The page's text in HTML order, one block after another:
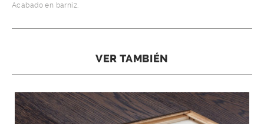
Acabado en barniz.
VER TAMBIÉN